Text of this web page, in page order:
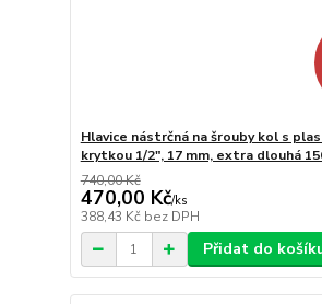
Hlavice nástrčná na šrouby kol s
krytkou 1/2", 17 mm, extra dlouhá
740,00 Kč
470,00 Kč/ks
388,43 Kč bez DPH
Přidat do